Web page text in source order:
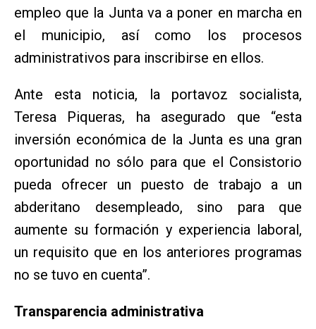
empleo que la Junta va a poner en marcha en
el municipio, así como los procesos
administrativos para inscribirse en ellos.
Ante esta noticia, la portavoz socialista,
Teresa Piqueras, ha asegurado que “esta
inversión económica de la Junta es una gran
oportunidad no sólo para que el Consistorio
pueda ofrecer un puesto de trabajo a un
abderitano desempleado, sino para que
aumente su formación y experiencia laboral,
un requisito que en los anteriores programas
no se tuvo en cuenta”.
Transparencia administrativa